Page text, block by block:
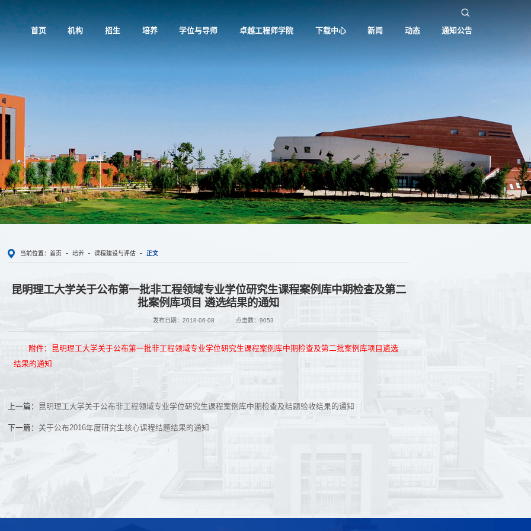
首页 机构 招生 培养 学位与导师 卓越工程师学院 下载中心 新闻 动态 通知公告
当前位置： 首页 培养 课程建设与评估 正文
昆明理工大学关于公布第一批非工程领域专业学位研究生课程案例库中期检查及第二
批案例库项目 遴选结果的通知
发布日期：2018-06-08 点击数：9053
附件：昆明理工大学关于公布第一批非工程领域专业学位研究生课程案例库中期检查及第二批案例库项目遴选
结果的通知
上一篇： 昆明理工大学关于公布非工程领域专业学位研究生课程案例库中期检查及结题验收结果的通知
下一篇： 关于公布2016年度研究生核心课程结题结果的通知